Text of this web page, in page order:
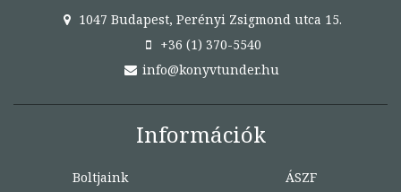
1047 Budapest, Perényi Zsigmond utca 15.
+36 (1) 370-5540
info@konyvtunder.hu
Információk
Boltjaink
ÁSZF